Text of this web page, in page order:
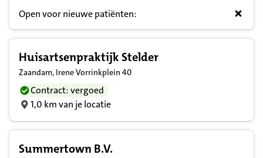
Open voor nieuwe patiënten:
Huisartsenpraktijk Stelder
Zaandam, Irene Vorrinkplein 40
Contract: vergoed
1,0 km van je locatie
Summertown B.V.